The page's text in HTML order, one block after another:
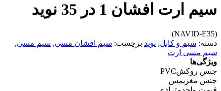
سیم ارت افشان 1 در 35 نوید
(NAVID-E35)
دسته: سیم و کابل, نوید برچسب: سیم افشان مسی, سیم مسی,
سیم مسی ارت
ویژگی‌ها
جنس روکشPVC
جنس مغزیمس